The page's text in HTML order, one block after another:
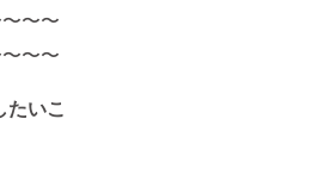
〜〜
〜〜
たいこ